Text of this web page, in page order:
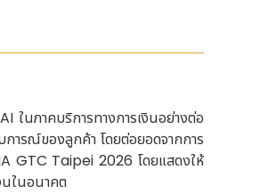
ภาคบริการทางการเงินอย่างต่อ
ารณ์ของลูกค้า โดยต่อยอดจากการ
GTC Taipei 2026 โดยแสดงให้
นในอนาคต